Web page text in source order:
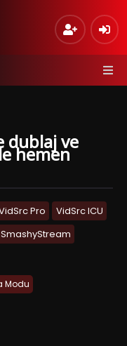
dublaj ve
hemen
Pro
VidSrc ICU
SmashyStream
Modu